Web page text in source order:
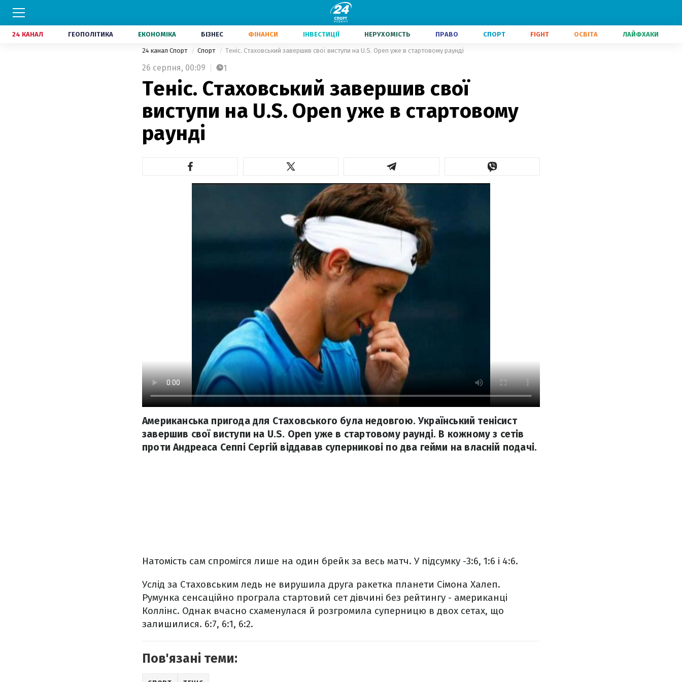
24 КАНАЛ ГЕОПОЛІТИКА ЕКОНОМІКА БІЗНЕС ФІНАНСИ ІНВЕСТИЦІЇ НЕРУХОМІСТЬ ПРАВО СПОРТ FIGHT ОСВІТА ЛАЙФХАКИ
24 канал Спорт Спорт Теніс. Стаховський завершив свої виступи на U.S. Open уже в стартовому раунді
26 серпня, 00:09 1
Теніс. Стаховський завершив свої
виступи на U.S. Open уже в стартовому
раунді
Американська пригода для Стаховського була недовгою. Український тенісист
завершив свої виступи на U.S. Open уже в стартовому раунді. В кожному з сетів
проти Андреаса Сеппі Сергій віддавав суперникові по два гейми на власній подачі.
Натомість сам спромігся лише на один брейк за весь матч. У підсумку -3:6, 1:6 і 4:6.
Услід за Стаховським ледь не вирушила друга ракетка планети Сімона Халеп.
Румунка сенсаційно програла стартовий сет дівчині без рейтингу - американці
Коллінс. Однак вчасно схаменулася й розгромила суперницю в двох сетах, що
залишилися. 6:7, 6:1, 6:2.
Пов'язані теми: